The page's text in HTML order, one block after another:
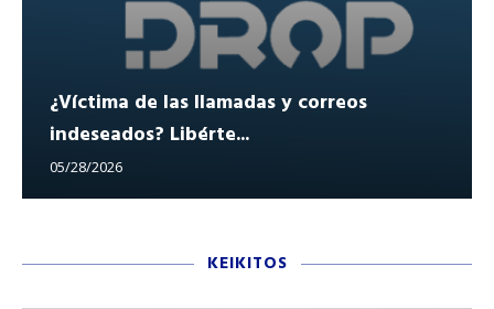
¿Víctima de las llamadas y correos
indeseados? Libérte...
05/28/2026
KEIKITOS